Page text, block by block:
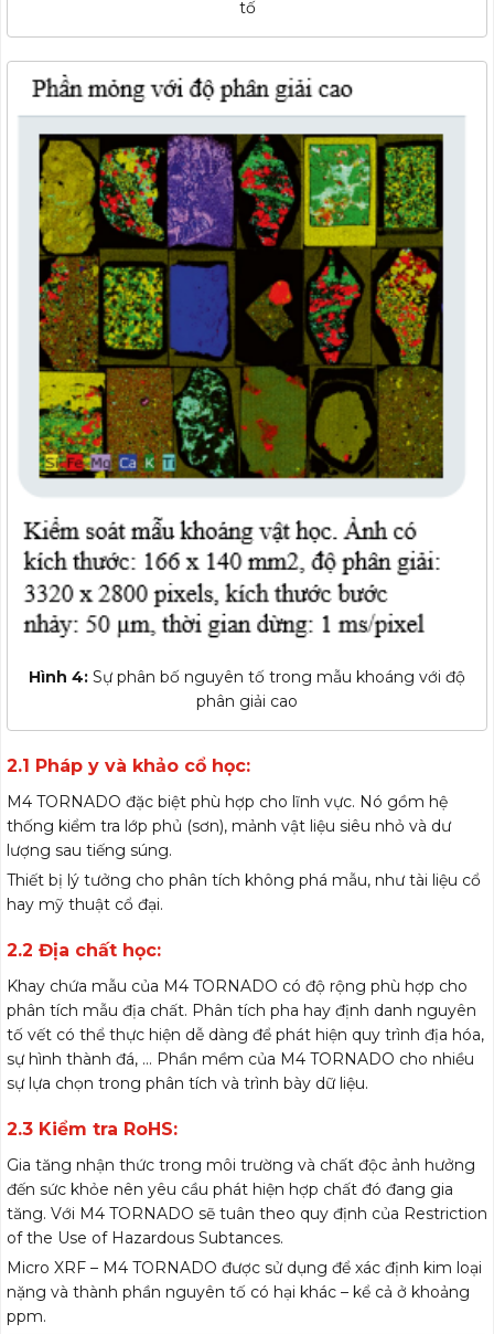
tố
Hình 4: Sự phân bố nguyên tố trong mẫu khoáng với độ
phân giải cao
2.1 Pháp y và khảo cổ học:
M4 TORNADO đặc biệt phù hợp cho lĩnh vực. Nó gồm hệ
thống kiểm tra lớp phủ (sơn), mảnh vật liệu siêu nhỏ và dư
lượng sau tiếng súng.
Thiết bị lý tưởng cho phân tích không phá mẫu, như tài liệu cổ
hay mỹ thuật cổ đại.
2.2 Địa chất học:
Khay chứa mẫu của M4 TORNADO có độ rộng phù hợp cho
phân tích mẫu địa chất. Phân tích pha hay định danh nguyên
tố vết có thể thực hiện dễ dàng để phát hiện quy trình địa hóa,
sự hình thành đá, … Phần mềm của M4 TORNADO cho nhiều
sự lựa chọn trong phân tích và trình bày dữ liệu.
2.3 Kiểm tra RoHS:
Gia tăng nhận thức trong môi trường và chất độc ảnh hưởng
đến sức khỏe nên yêu cầu phát hiện hợp chất đó đang gia
tăng. Với M4 TORNADO sẽ tuân theo quy định của Restriction
of the Use of Hazardous Subtances.
Micro XRF – M4 TORNADO được sử dụng để xác định kim loại
nặng và thành phần nguyên tố có hại khác – kể cả ở khoảng
ppm.